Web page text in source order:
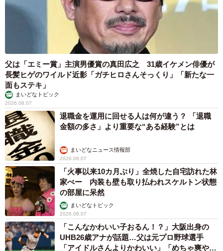
父は「エミー賞」主演男優賞の真田広之 31歳イケメン俳優が
長髪ヒゲのワイルド近影「ガチヒロさんそっくり」「新たな一
面もステキ」
まいどなトピック
2026.08.07
退職金を運用に回せる人は何が違う？ 「退職
金額の多さ」より重要な“ある経験”とは
まいどなニュース情報部
2026.08.07
「火事以来10カ月ぶり」全焼した自宅訪れた林
家ぺー 内装も壁も取り払われスケルトン状態
の部屋に呆然
まいどなトピック
2026.08.07
「こんなかわいい子おるん！？」大阪出身の
UHB26歳アナが話題…父は元プロ野球選手
「アイドルさんよりかわいい」「めちゃ爽や